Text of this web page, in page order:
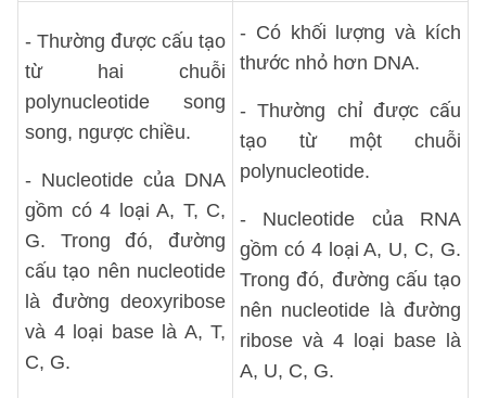
- Thường được cấu tạo
từ hai chuỗi
polynucleotide song
song, ngược chiều.
- Nucleotide của DNA
gồm có 4 loại A, T, C,
G. Trong đó, đường
cấu tạo nên nucleotide
là đường deoxyribose
và 4 loại base là A, T,
C, G.
- Có khối lượng và kích
thước nhỏ hơn DNA.
- Thường chỉ được cấu
tạo từ một chuỗi
polynucleotide.
- Nucleotide của RNA
gồm có 4 loại A, U, C, G.
Trong đó, đường cấu tạo
nên nucleotide là đường
ribose và 4 loại base là
A, U, C, G.